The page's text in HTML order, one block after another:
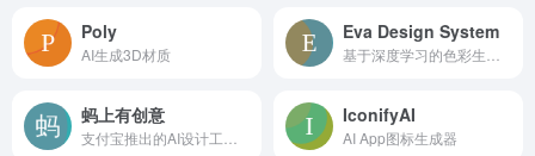
Poly
AI生成3D材质
Eva Design System
蚂上有创意 IconifyAI
AI App图标生成器